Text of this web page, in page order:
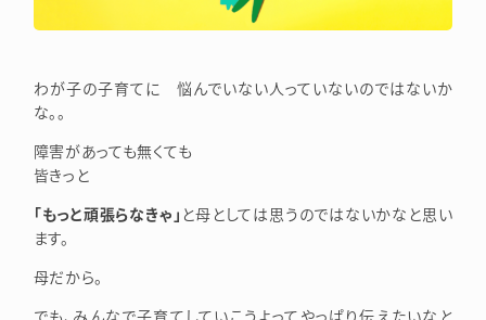
わが子の子育てに 悩んでいない人っていないのではないか
な。。
障害があっても無くても
皆きっと
「もっと頑張らなきゃ」 と母としては思うのではないかなと思い
ます。
母だから。